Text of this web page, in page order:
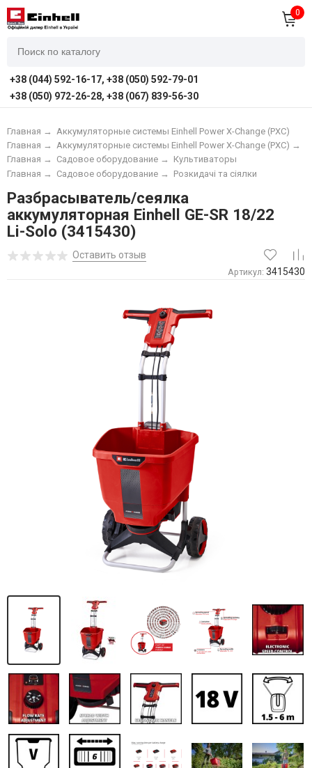
0
+38 (044) 592-16-17, +38 (050) 592-79-01
+38 (050) 972-26-28, +38 (067) 839-56-30
Главная →
Аккумуляторные системы Einhell Power X-Change (PXC)
Аккумуляторные системы Einhell Power X-Change (PXC) →
Главная →
Культиваторы
Садовое оборудование →
Главная →
Розкидачі та сіялки
Садовое оборудование →
Главная →
Разбрасыватель/сеялка
аккумуляторная Einhell GE-SR 18/22
Li-Solo (3415430)
Оставить отзыв
Артикул: 3415430